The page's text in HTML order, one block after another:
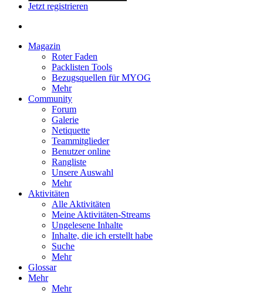
Jetzt registrieren
Magazin
Roter Faden
Packlisten Tools
Bezugsquellen für MYOG
Mehr
Community
Forum
Galerie
Netiquette
Teammitglieder
Benutzer online
Rangliste
Unsere Auswahl
Mehr
Aktivitäten
Alle Aktivitäten
Meine Aktivitäten-Streams
Ungelesene Inhalte
Inhalte, die ich erstellt habe
Suche
Mehr
Glossar
Mehr
Mehr